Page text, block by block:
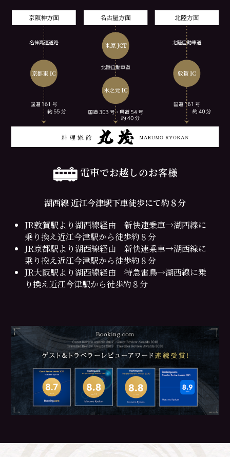
電車でお越しのお客様
湖西線 近江今津駅下車徒歩にて約８分
JR敦賀駅より湖西線経由 新快速乗車→湖西線に
乗り換え近江今津駅から徒歩約８分
JR京都駅より湖西線経由 新快速乗車→湖西線に
乗り換え近江今津駅から徒歩約８分
JR大阪駅より湖西線経由 特急雷鳥→湖西線に乗
り換え近江今津駅から徒歩約８分